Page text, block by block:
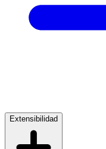
Extensibilidad